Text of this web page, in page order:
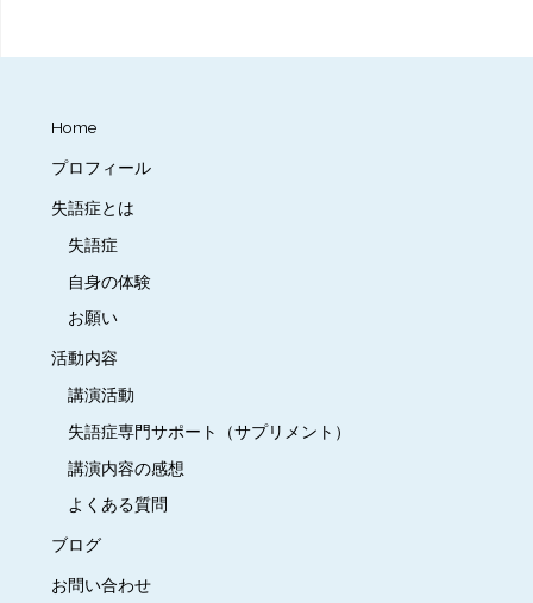
ー
Home
プロフィール
失語症とは
失語症
自身の体験
お願い
活動内容
講演活動
失語症専門サポート（サプリメント）
講演内容の感想
よくある質問
ブログ
お問い合わせ